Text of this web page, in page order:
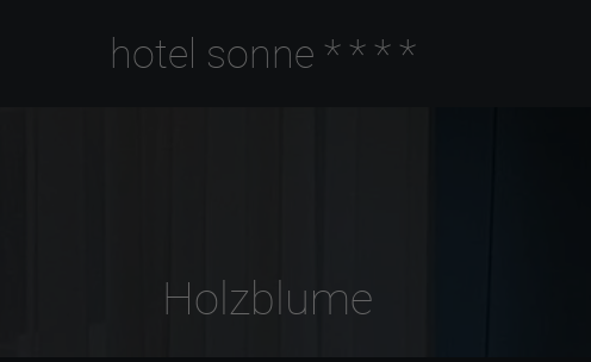
hotel sonne ****
Holzblume